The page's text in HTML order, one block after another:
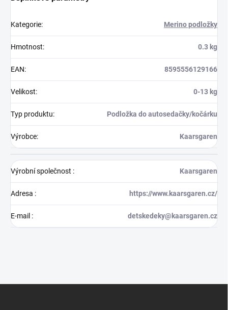
Kategorie: Merino podložky
Hmotnost: 0.3 kg
EAN: 8595556129166
Velikost: 0-13 kg
Typ produktu: Podložka do autosedačky/kočárku
Výrobce: Kaarsgaren
Výrobní společnost : Kaarsgaren
Adresa : https://www.kaarsgaren.cz/
E-mail : detskedeky@kaarsgaren.cz